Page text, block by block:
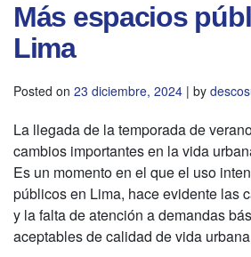
Más espacios
Lima
Posted on 23 diciembre, 2024 | by
La llegada de la temporada de
cambios importantes en la vida
Es un momento en el que el uso
públicos en Lima, hace evidente las
y la falta de atención a demandas
aceptables de calidad de vida